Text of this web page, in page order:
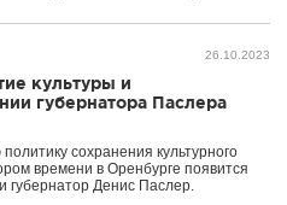
26.10.2023
культуры и
губернатора Паслера
сохранения культурного
времени в Оренбурге появится
губернатор Денис Паслер.